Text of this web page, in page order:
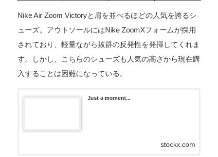
Nike Air Zoom Victoryと肩を並べるほどの人気を誇るシ
ューズ。アウトソールにはNike ZoomXフォームが採用
されており、軽量ながら抜群の反発性を発揮してくれま
す。しかし、こちらのシューズも人気の高さから現在購
入することは困難になっている。
Just a moment...
stockx.com